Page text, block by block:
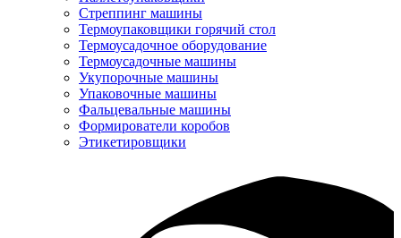
Стреппинг машины
Термоупаковщики горячий стол
Термоусадочное оборудование
Термоусадочные машины
Укупорочные машины
Упаковочные машины
Фальцевальные машины
Формирователи коробов
Этикетировщики